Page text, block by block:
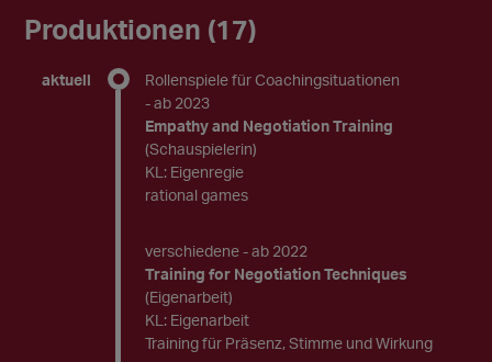
Produktionen (17)
aktuell
Rollenspiele für Coachingsituationen
- ab 2023
Empathy and Negotiation Training
(Schauspielerin)
KL: Eigenregie
rational games
verschiedene - ab 2022
Training for Negotiation Techniques
(Eigenarbeit)
KL: Eigenarbeit
Training für Präsenz, Stimme und Wirkung